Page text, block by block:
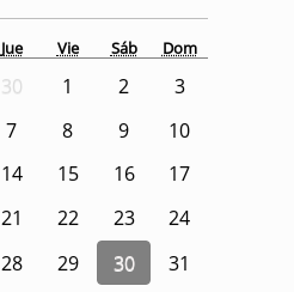
Jue Vie Sáb Dom
30 1 2
3
7 8 9
10
14 15 16
17
21 22 23
24
28 29 30
31